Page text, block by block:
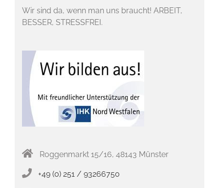
Wir sind da, wenn man uns braucht! ARBEIT,
BESSER, STRESSFREI.
Roggenmarkt 15/16, 48143 Münster
+49 (0) 251 / 93266750